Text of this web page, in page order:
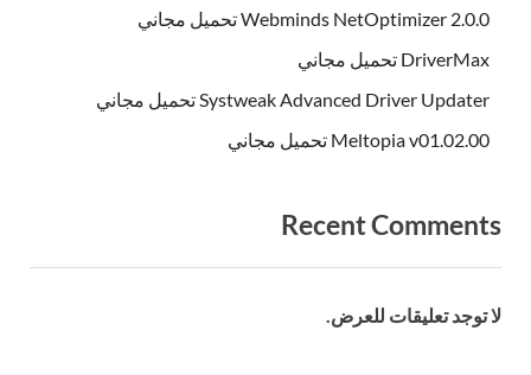
Webminds NetOptimizer 2.0.0 تحميل مجاني
DriverMax تحميل مجاني
Systweak Advanced Driver Updater تحميل مجاني
Meltopia v01.02.00 تحميل مجاني
Recent Comments
لا توجد تعليقات للعرض.